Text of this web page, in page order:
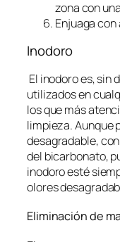
zona con
Enjuaga con
Inodoro
El inodoro es, sin
utilizados en
los que más
limpieza. Aunque
desagradable,
del bicarbonato,
inodoro esté
olores
Eliminación de